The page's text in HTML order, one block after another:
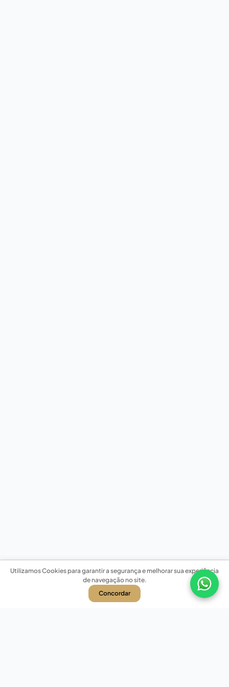
Utilizamos Cookies para garantir a segurança e melhorar sua experiência
de navegação no site.
Concordar